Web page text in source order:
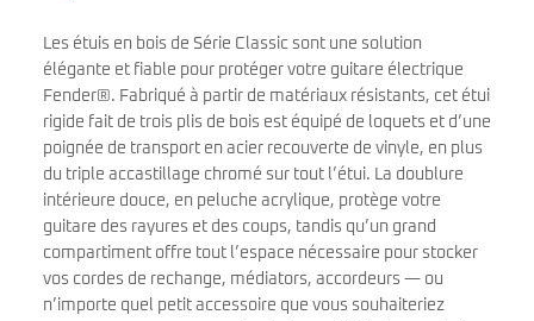
Les étuis en bois de Série Classic sont une solution
élégante et fiable pour protéger votre guitare électrique
Fender®. Fabriqué à partir de matériaux résistants, cet étui
rigide fait de trois plis de bois est équipé de loquets et d’une
poignée de transport en acier recouverte de vinyle, en plus
du triple accastillage chromé sur tout l’étui. La doublure
intérieure douce, en peluche acrylique, protège votre
guitare des rayures et des coups, tandis qu’un grand
compartiment offre tout l’espace nécessaire pour stocker
vos cordes de rechange, médiators, accordeurs — ou
n’importe quel petit accessoire que vous souhaiteriez